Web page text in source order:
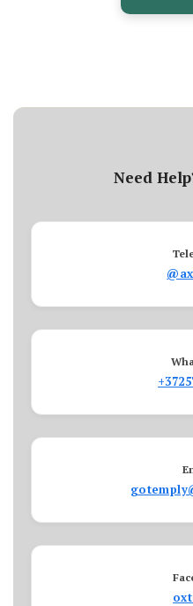
Need